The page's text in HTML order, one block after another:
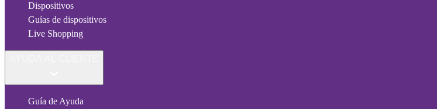
Dispositivos
Guías de dispositivos
Live Shopping
Guía de Ayuda